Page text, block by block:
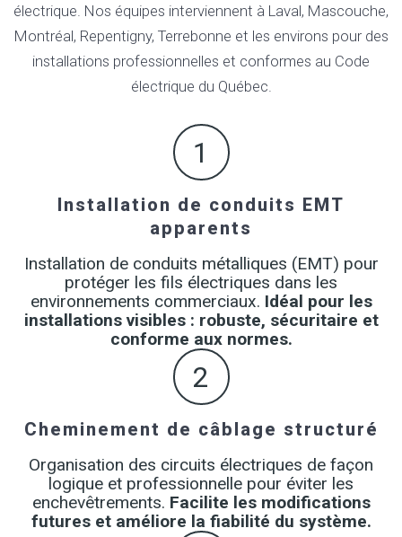
électrique. Nos équipes interviennent à Laval, Mascouche,
Montréal, Repentigny, Terrebonne et les environs pour des
installations professionnelles et conformes au Code
électrique du Québec.
1
Installation de conduits EMT
apparents
Installation de conduits métalliques (EMT) pour
protéger les fils électriques dans les
environnements commerciaux. Idéal pour les
installations visibles : robuste, sécuritaire et
conforme aux normes.
2
Cheminement de câblage structuré
Organisation des circuits électriques de façon
logique et professionnelle pour éviter les
enchevêtrements. Facilite les modifications
futures et améliore la fiabilité du système.